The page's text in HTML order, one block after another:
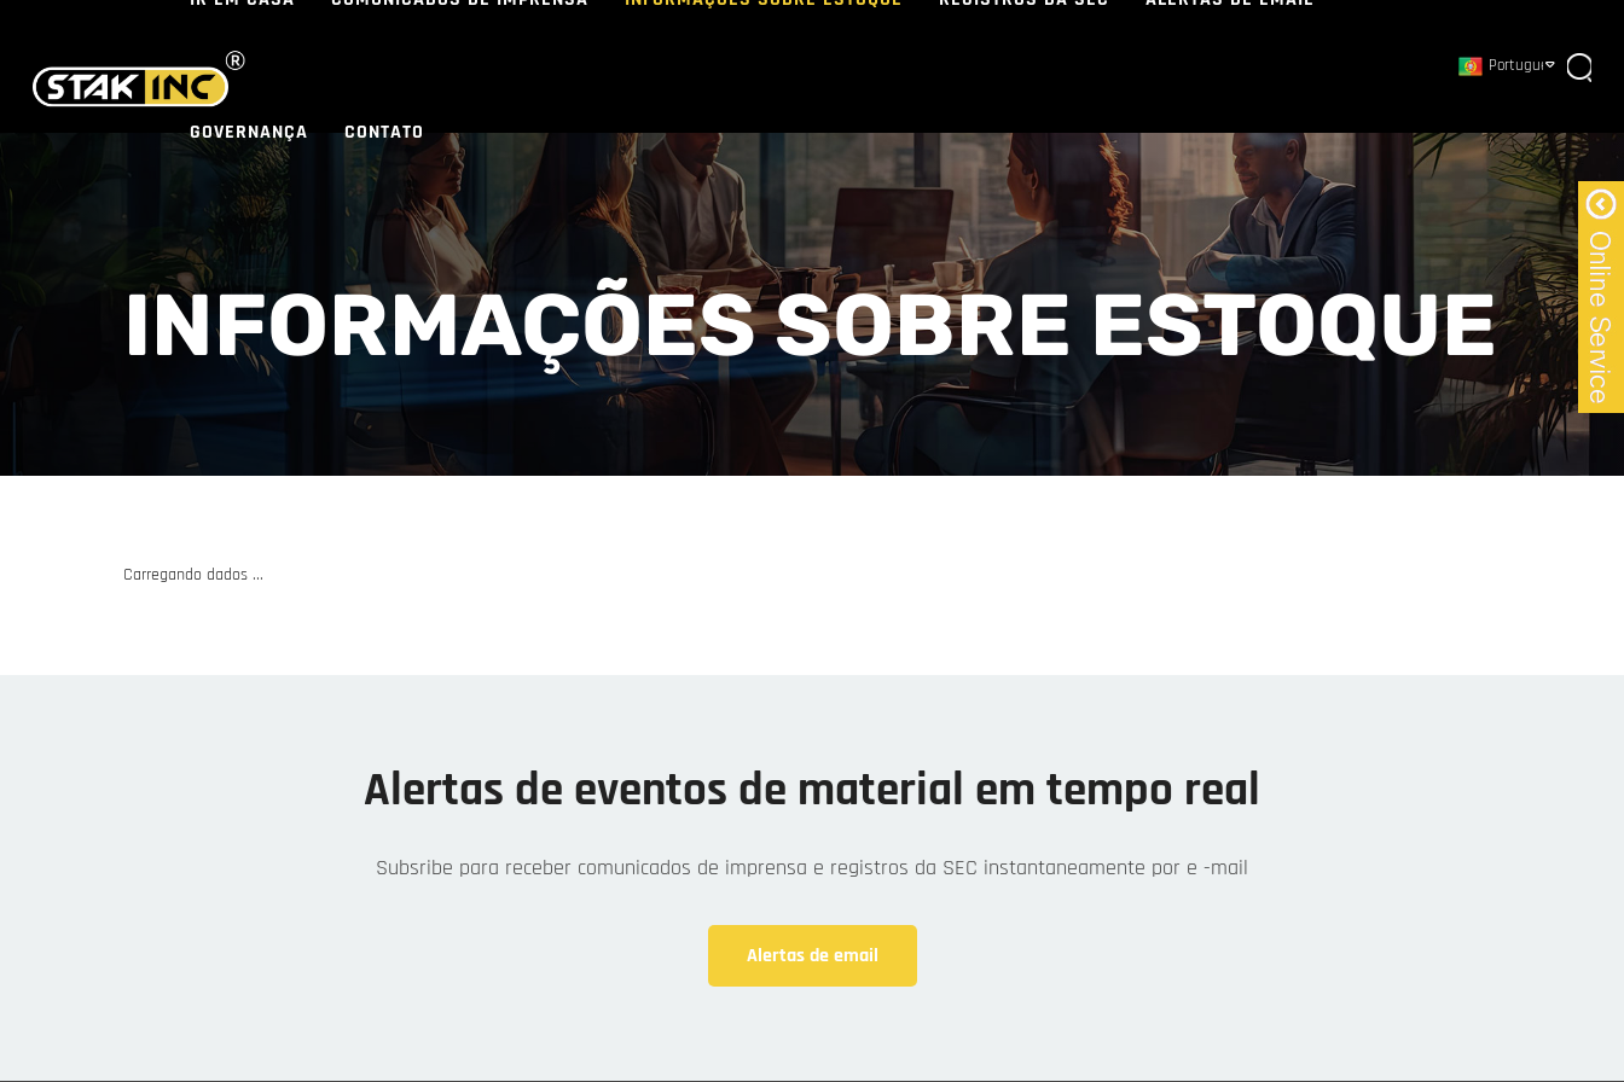
GOVERNANÇA CONTATO
Português
INFORMAÇÕES SOBRE ESTOQUE
Carregando dados ...
Alertas de eventos de material em tempo real
Subsribe para receber comunicados de imprensa e registros da SEC instantaneamente por e -mail
Alertas de email